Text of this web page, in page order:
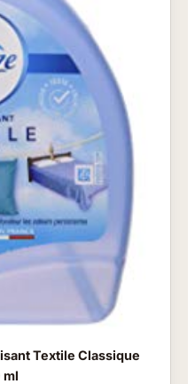
Textile Classique
ml